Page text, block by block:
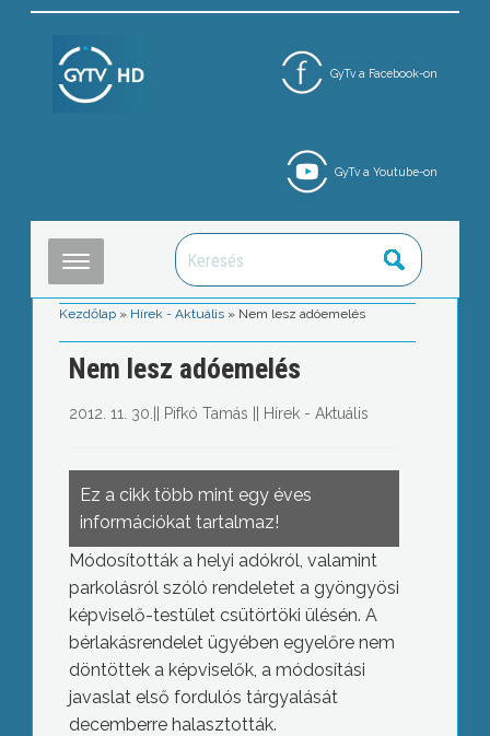
GyTv a Facebook-on
GyTv a Youtube-on
Kezdőlap » Hírek - Aktuális » Nem lesz adóemelés
Nem lesz adóemelés
2012. 11. 30. Pifkó Tamás Hírek - Aktuális
Ez a cikk több mint egy éves
információkat tartalmaz!
Módosították a helyi adókról, valamint
parkolásról szóló rendeletet a gyöngyösi
képviselő-testület csütörtöki ülésén. A
bérlakásrendelet ügyében egyelőre nem
döntöttek a képviselők, a módosítási
javaslat első fordulós tárgyalását
decemberre halasztották.